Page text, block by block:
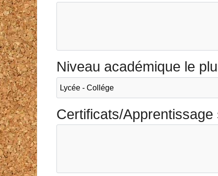
Niveau académique le
Certificats/Apprentissage